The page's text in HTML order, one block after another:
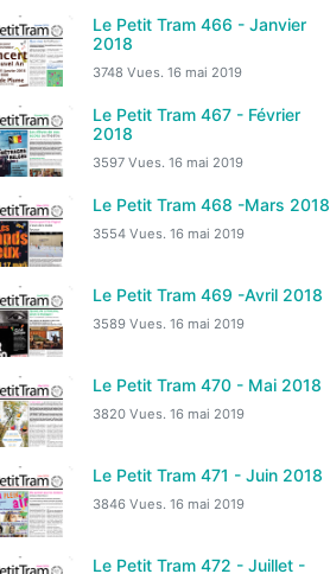
Le Petit Tram 466 - Janvier
2018
3748 Vues. 16 mai 2019
Le Petit Tram 467 - Février
2018
3597 Vues. 16 mai 2019
Le Petit Tram 468 -Mars 2018
3554 Vues. 16 mai 2019
Le Petit Tram 469 -Avril 2018
3589 Vues. 16 mai 2019
Le Petit Tram 470 - Mai 2018
3820 Vues. 16 mai 2019
Le Petit Tram 471 - Juin 2018
3846 Vues. 16 mai 2019
Le Petit Tram 472 - Juillet -